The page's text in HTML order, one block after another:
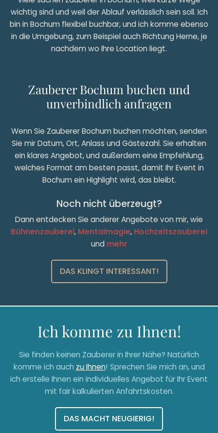
wichtig sind und weil der Ablauf verlässlich sein soll. Ich
bin in Bochum flexibel buchbar, und ich komme ebenso
in die Umgebung, zum Beispiel auch Richtung Herne, je
nachdem wo Ihre Location liegt.
Zauberer Bochum buchen und
unverbindlich anfragen
Wenn Sie Zauberer Bochum buchen möchten, senden
Sie mir Datum, Ort, Anlass und Gästezahl. Sie erhalten
ein klares Angebot, und außerdem eine Empfehlung,
welches Format am besten passt, damit Ihr Event in
Bochum ein Highlight wird, das bleibt.
Noch nicht überzeugt?
Dann entdecken Sie anderer Angebote von mir, wie
Bühnenzauberei, Mentalmagie, Hochzeitszauberei
und mehr
DAS KLINGT INTERESSANT!
Ich komme zu Ihnen!
Sie finden keinen Zauberer in Ihrer Nähe? Natürlich
komme ich auch zu Ihnen! Sprechen Sie mich an, und
ich erstelle Ihnen ein individuelles Angebot für Ihr Event
mit fair kalkulierten Anfahrtskosten.
DAS MACHT NEUGIERIG!